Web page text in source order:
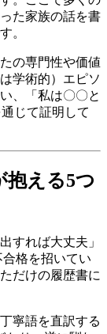
た家族の話を書
。
の専門性や価値
学術的）エピソ
、「私は〇〇と
じて証明して
抱える5つ
すれば大丈夫」
格を招いてい
だけの履歴書に
寧語を直訳する